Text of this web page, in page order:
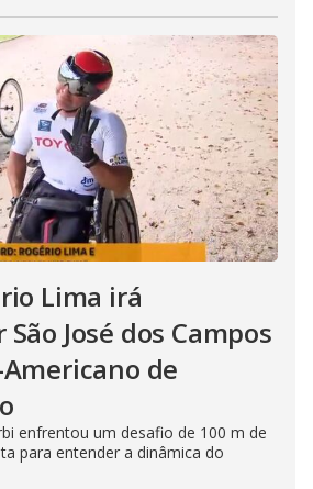
Lima irá
José dos Campos
Americano de
enfrentou um desafio de 100 m de
para entender a dinâmica do